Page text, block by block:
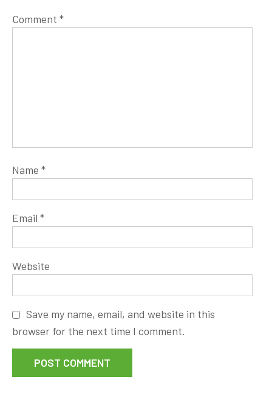
Comment *
Name *
Email *
Website
Save my name, email, and website in this
browser for the next time I comment.